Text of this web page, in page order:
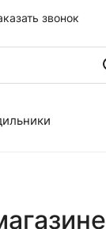
звонок